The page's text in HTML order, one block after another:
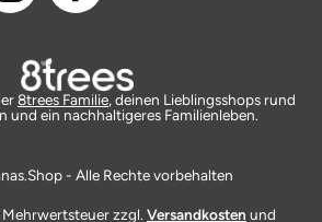
8trees Familie, deinen Lieblingsshops rund
und ein nachhaltigeres Familienleben.
- Alle Rechte vorbehalten
Mehrwertsteuer zzgl. Versandkosten und